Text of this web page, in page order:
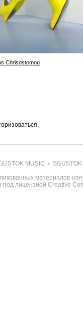
Chrisostomou
.
MUSIC •
материалов
под лицензией Creative